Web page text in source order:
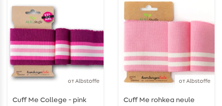
от Albstoffe
Cuff Me College - pink
от Albstoffe
Cuff Me rohkea neule